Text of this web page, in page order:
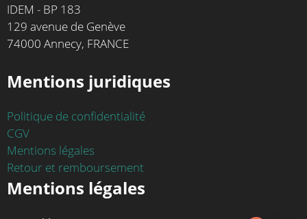
IDEM - BP 183
129 avenue de Genève
74000 Annecy, FRANCE
Mentions juridiques
Politique de confidentialité
CGV
Mentions légales
Retour et remboursement
Mentions légales